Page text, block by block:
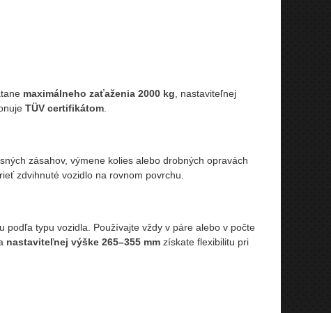
maximálneho zaťaženia 2000 kg , nastaviteľnej
TÜV certifikátom.
zásahov, výmene kolies alebo drobných opravách
zdvihnuté vozidlo na rovnom povrchu.
typu vozidla. Používajte vždy v páre alebo v počte
nastaviteľnej výške 265–355 mmzískate flexibilitu pri